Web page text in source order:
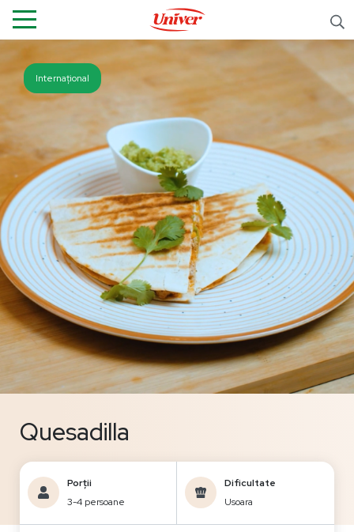
Quesadilla
Porții
3-4 persoane
Dificultate
Usoara
Internațional